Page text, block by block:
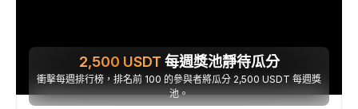
2,500 USDT 每週獎池靜待瓜分
衝擊每週排行榜，排名前 100 的參與者將瓜分 2,500 USDT 每週獎
池。